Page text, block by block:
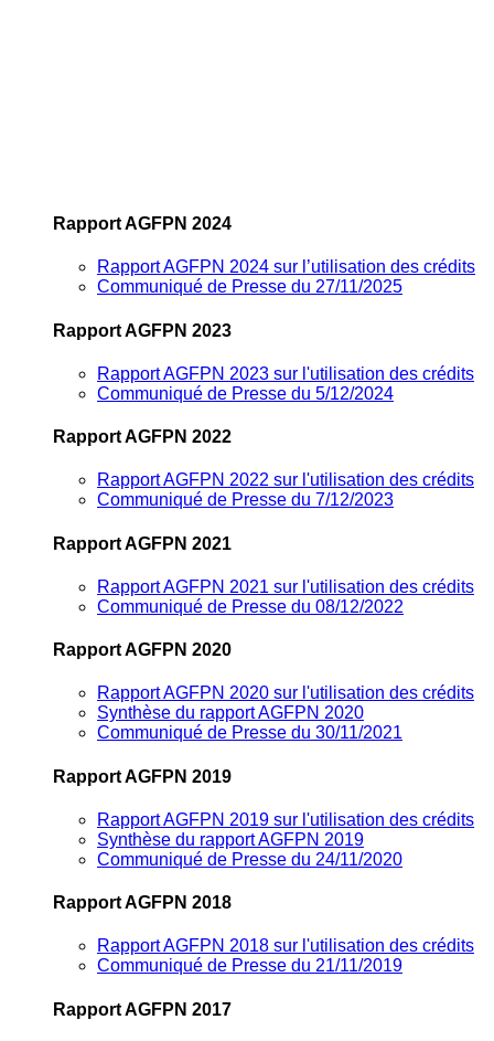
Rapport AGFPN 2024
Rapport AGFPN 2024 sur l’utilisation des crédits
Communiqué de Presse du 27/11/2025
Rapport AGFPN 2023
Rapport AGFPN 2023 sur l'utilisation des crédits
Communiqué de Presse du 5/12/2024
Rapport AGFPN 2022
Rapport AGFPN 2022 sur l'utilisation des crédits
Communiqué de Presse du 7/12/2023
Rapport AGFPN 2021
Rapport AGFPN 2021 sur l'utilisation des crédits
Communiqué de Presse du 08/12/2022
Rapport AGFPN 2020
Rapport AGFPN 2020 sur l'utilisation des crédits
Synthèse du rapport AGFPN 2020
Communiqué de Presse du 30/11/2021
Rapport AGFPN 2019
Rapport AGFPN 2019 sur l'utilisation des crédits
Synthèse du rapport AGFPN 2019
Communiqué de Presse du 24/11/2020
Rapport AGFPN 2018
Rapport AGFPN 2018 sur l'utilisation des crédits
Communiqué de Presse du 21/11/2019
Rapport AGFPN 2017